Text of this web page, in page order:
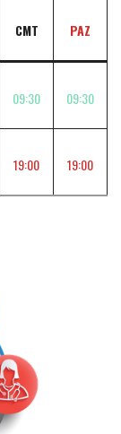
CMT PAZ
09:30 09:30
19:00 19:00